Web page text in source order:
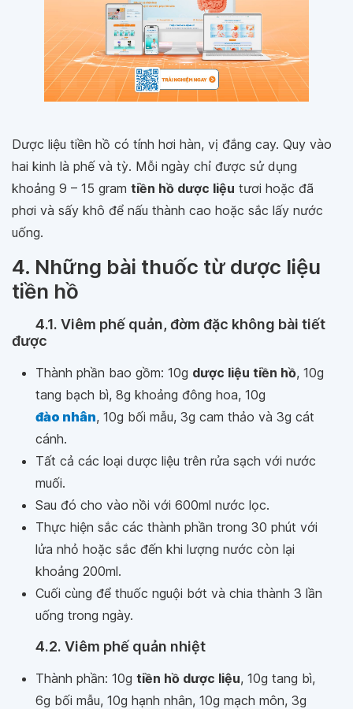
Dược liệu tiền hồ có tính hơi hàn, vị đắng cay. Quy vào
hai kinh là phế và tỳ. Mỗi ngày chỉ được sử dụng
khoảng 9 – 15 gram tiền hồ dược liệu tươi hoặc đã
phơi và sấy khô để nấu thành cao hoặc sắc lấy nước
uống.
4. Những bài thuốc từ dược liệu
tiền hồ
4.1. Viêm phế quản, đờm đặc không bài tiết
được
Thành phần bao gồm: 10g dược liệu tiền hồ, 10g
tang bạch bì, 8g khoảng đông hoa, 10g
đào nhân, 10g bối mẫu, 3g cam thảo và 3g cát
cánh.
Tất cả các loại dược liệu trên rửa sạch với nước
muối.
Sau đó cho vào nồi với 600ml nước lọc.
Thực hiện sắc các thành phần trong 30 phút với
lửa nhỏ hoặc sắc đến khi lượng nước còn lại
khoảng 200ml.
Cuối cùng để thuốc nguội bớt và chia thành 3 lần
uống trong ngày.
4.2. Viêm phế quản nhiệt
Thành phần: 10g tiền hồ dược liệu, 10g tang bì,
6g bối mẫu, 10g hạnh nhân, 10g mạch môn, 3g